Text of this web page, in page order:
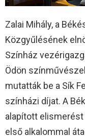
Zalai Mihály, a
Közgyűlésének
Színház
Ödön
mutatták be a Sík
színházi díjat. A
alapított elismerést
első alkalommal